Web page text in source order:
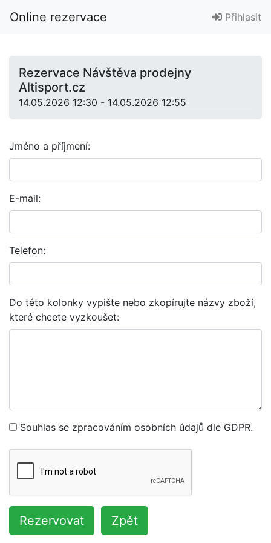
Online rezervace Přihlasit
Rezervace Návštěva prodejny
Altisport.cz
14.05.2026 12:30 - 14.05.2026 12:55
Jméno a příjmení:
E-mail:
Telefon:
Do této kolonky vypište nebo zkopírujte názvy zboží,
které chcete vyzkoušet:
Souhlas se zpracováním osobních údajů dle GDPR.
Rezervovat Zpět